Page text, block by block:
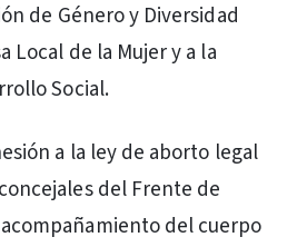
de Género y Diversidad
Local de la Mujer y a la
Social.
a la ley de aborto legal
del Frente de
del cuerpo